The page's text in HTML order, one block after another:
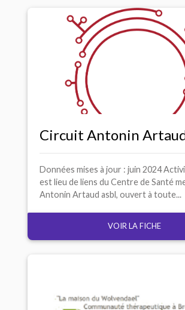
Circuit Antonin
Données mises à jour : juin 2024
est lieu de liens du Centre de Santé
Antonin Artaud asbl, ouvert à toute...
VOIR LA FICHE